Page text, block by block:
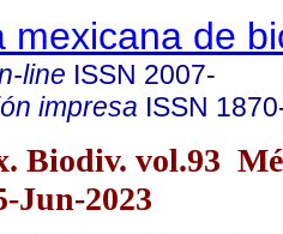
mexicana de
line ISSN 2007-
impresa ISSN
Biodiv. vol.93
Jun-2023